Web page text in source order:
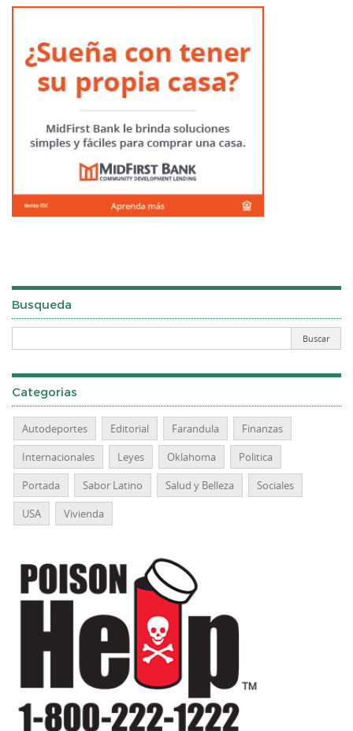
Busqueda
Categorias
Autodeportes Editorial Farandula
Finanzas
Internacionales
Leyes Oklahoma
Politica
Portada
Sabor Latino Salud y Belleza
Sociales
USA
Vivienda